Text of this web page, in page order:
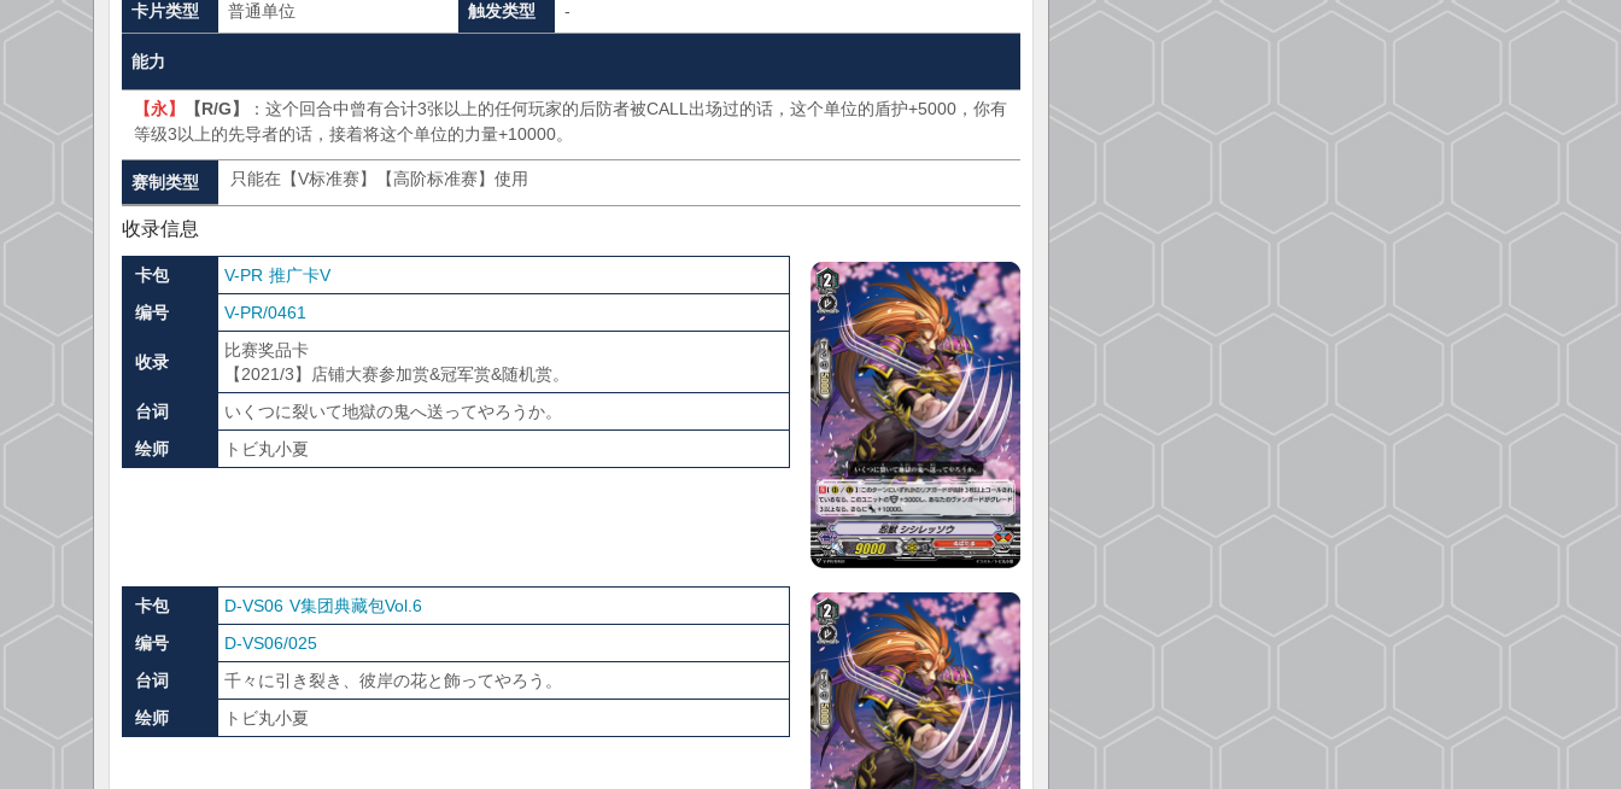
卡片类型 普通单位 触发类型 -
能力
【永】 【R/G】
：这个回合中曾有合计3张以上的任何玩家的后防者被CALL出场过的话，这个单位的盾护+5000，你有
等级3以上的先导者的话，接着将这个单位的力量+10000。
赛制类型 只能在【V标准赛】【高阶标准赛】使用
收录信息
卡包
V-PR 推广卡V
编号
V-PR/0461
收录
比赛奖品卡
【2021/3】店铺大赛参加赏&冠军赏&随机赏。
台词
いくつに裂いて地獄の鬼へ送ってやろうか。
绘师
トビ丸小夏
卡包
D-VS06 V集团典藏包Vol.6
编号
D-VS06/025
台词
千々に引き裂き、彼岸の花と飾ってやろう。
绘师
トビ丸小夏